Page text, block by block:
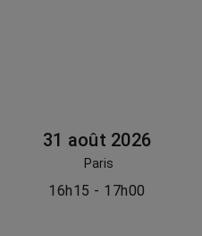
31 août 2026
Paris
16h15 - 17h00